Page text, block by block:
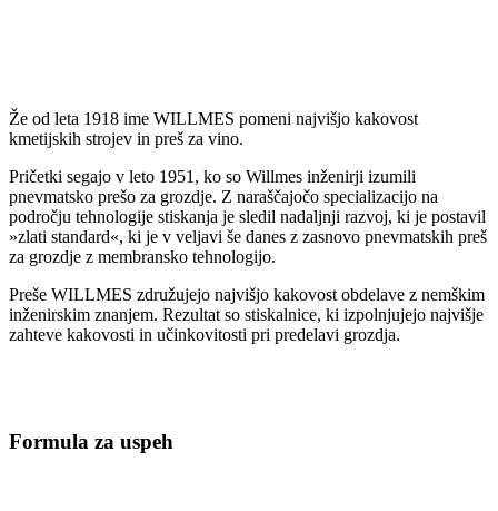
Že od leta 1918 ime WILLMES pomeni najvišjo kakovost
kmetijskih strojev in preš za vino.
Pričetki segajo v leto 1951, ko so Willmes inženirji izumili
pnevmatsko prešo za grozdje. Z naraščajočo specializacijo na
področju tehnologije stiskanja je sledil nadaljnji razvoj, ki je postavil
»zlati standard«, ki je v veljavi še danes z zasnovo pnevmatskih preš
za grozdje z membransko tehnologijo.
Preše WILLMES združujejo najvišjo kakovost obdelave z nemškim
inženirskim znanjem. Rezultat so stiskalnice, ki izpolnjujejo najvišje
zahteve kakovosti in učinkovitosti pri predelavi grozdja.
Formula za uspeh